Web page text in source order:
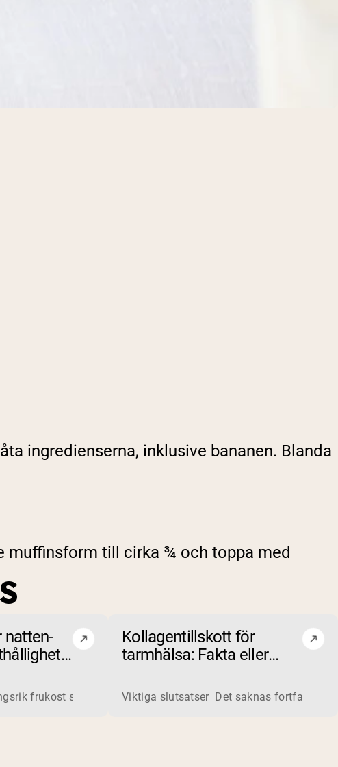
ingredienserna, inklusive bananen. Blanda
muffinsform till cirka ¾ och toppa med
bearbetar flytande vassle från ostproduktion till pulver
natten-
frukost som förbättrar din träningsprestation? Upptäck de
Kollagentillskott för
tarmhälsa: Fakta eller
Viktiga slutsatser Det saknas fortfarande